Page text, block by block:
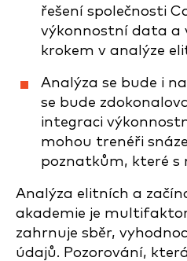
řešení společnosti
výkonnostní data a
krokem v analýze
Analýza se bude i
se bude
integraci
mohou trenéři
poznatkům, které s
Analýza elitních a
akademie je
zahrnuje sběr,
údajů. Pozorování,